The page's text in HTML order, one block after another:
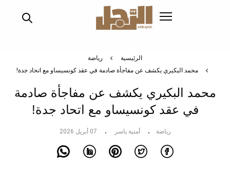
الرئيسية
رياضة
محمد البكيري يكشف عن مفاجأة صادمة في عقد كونسيساو مع اتحاد جدة!
محمد البكيري يكشف عن مفاجأة صادمة
في عقد كونسيساو مع اتحاد جدة!
رياضة أمنية ياسر 07 أبريل 2026